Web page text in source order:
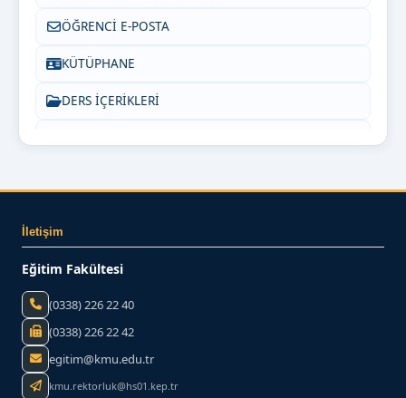
ÖĞRENCİ E-POSTA
KÜTÜPHANE
DERS İÇERİKLERİ
Bize Yazın
İletişim
Eğitim Fakültesi
(0338) 226 22 40
(0338) 226 22 42
egitim@kmu.edu.tr
kmu.rektorluk@hs01.kep.tr